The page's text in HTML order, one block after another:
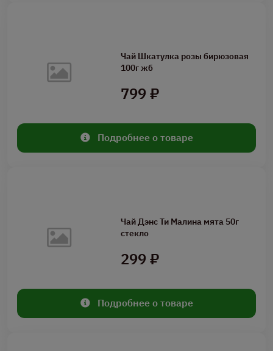
Чай Шкатулка розы бирюзовая
100г жб
799 ₽
Подробнее о товаре
Чай Дэнс Ти Малина мята 50г
стекло
299 ₽
Подробнее о товаре